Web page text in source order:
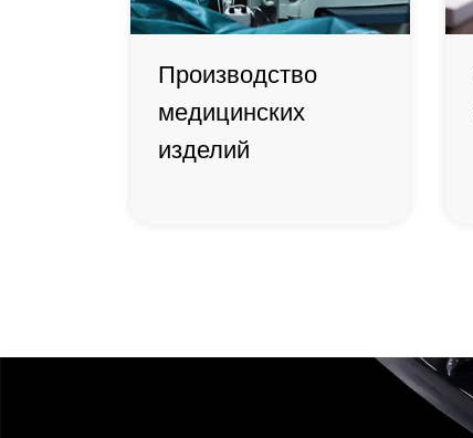
Производство
медицинских
изделий
Производство